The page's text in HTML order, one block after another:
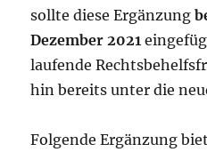
sollte diese Ergänzung
Dezember 2021
laufende
hin bereits unter die
Folgende Ergänzung